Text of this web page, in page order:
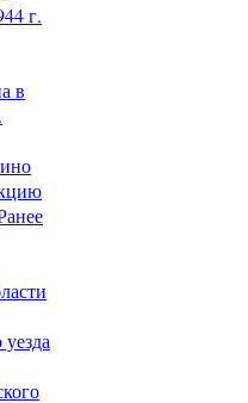
г.
в